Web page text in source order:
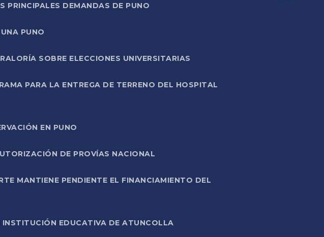
PRINCIPALES DEMANDAS DE PUNO
PUNO
SOBRE ELECCIONES UNIVERSITARIAS
PARA LA ENTREGA DE TERRENO DEL HOSPITAL
EN PUNO
DE PROVÍAS NACIONAL
MANTIENE PENDIENTE EL FINANCIAMIENTO DEL
EDUCATIVA DE ATUNCOLLA